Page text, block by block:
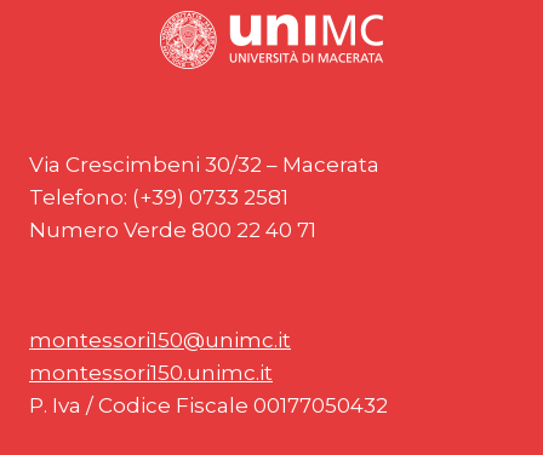
Via Crescimbeni 30/32 – Macerata
Telefono: (+39) 0733 2581
Numero Verde 800 22 40 71
montessori150@unimc.it
montessori150.unimc.it
P. Iva / Codice Fiscale 00177050432